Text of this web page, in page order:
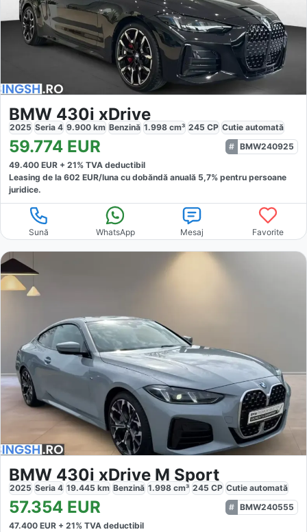
BMW 430i xDrive
2025 Seria 4 9.900 km Benzină 1.998 cm³ 245 CP Cutie automată
59.774 EUR
BMW240925
49.400 EUR + 21% TVA deductibil
Leasing de la 602 EUR/luna cu dobăndă anuală 5,7% pentru persoane
juridice.
Sună WhatsApp Mesaj Favorite
BMW 430i xDrive M Sport
2025 Seria 4 19.445 km Benzină 1.998 cm³ 245 CP Cutie automată
57.354 EUR
BMW240555
47.400 EUR + 21% TVA deductibil